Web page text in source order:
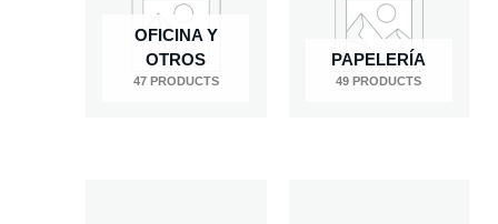
OFICINA Y
OTROS
47 PRODUCTS
PAPELERÍA
49 PRODUCTS